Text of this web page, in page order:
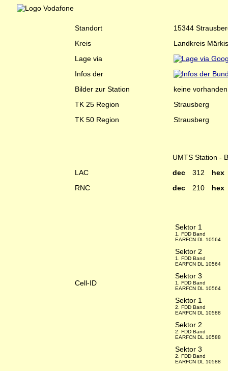
Standort
15344
Kreis
Landkreis
Lage via
Infos der
Bilder zur Station
keine vorhanden
TK 25 Region
Strausberg
TK 50 Region
Strausberg
UMTS Station -
LAC
dec 312
RNC
dec 210
Cell-ID
Sektor 1
1. FDD Band
EARFCN DL 10564
Sektor 2
1. FDD Band
EARFCN DL 10564
Sektor 3
1. FDD Band
EARFCN DL 10564
Sektor 1
2. FDD Band
EARFCN DL 10588
Sektor 2
2. FDD Band
EARFCN DL 10588
Sektor 3
2. FDD Band
EARFCN DL 10588